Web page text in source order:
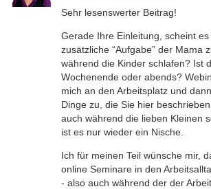
Sehr lesenswerter Beitrag!
Gerade Ihre Einleitung, scheint
zusätzliche “Aufgabe” der Mama
während die Kinder schlafen? Ist
Wochenende oder abends?
mich an den Arbeitsplatz und
Dinge zu, die Sie hier
auch während die lieben Kleinen
ist es nur wieder ein Nische.
Ich für meinen Teil wünsche mir,
online Seminare in den
- also auch während der der